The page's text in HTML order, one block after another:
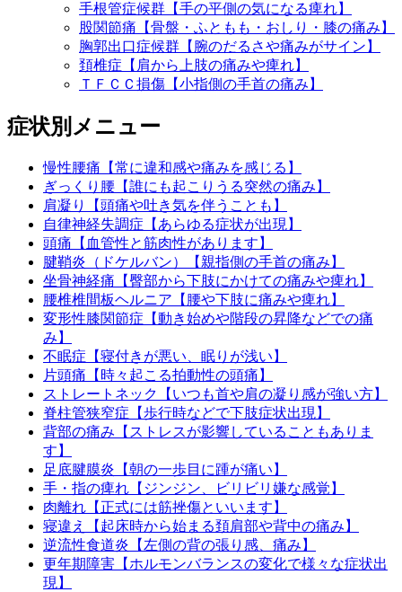
手根管症候群【手の平側の気になる痺れ】
股関節痛【骨盤・ふともも・おしり・膝の痛み】
胸郭出口症候群【腕のだるさや痛みがサイン】
頚椎症【肩から上肢の痛みや痺れ】
ＴＦＣＣ損傷【小指側の手首の痛み】
症状別メニュー
慢性腰痛【常に違和感や痛みを感じる】
ぎっくり腰【誰にも起こりうる突然の痛み】
肩凝り【頭痛や吐き気を伴うことも】
自律神経失調症【あらゆる症状が出現】
頭痛【血管性と筋肉性があります】
腱鞘炎（ドケルバン）【親指側の手首の痛み】
坐骨神経痛【臀部から下肢にかけての痛みや痺れ】
腰椎椎間板ヘルニア【腰や下肢に痛みや痺れ】
変形性膝関節症【動き始めや階段の昇降などでの痛
み】
不眠症【寝付きが悪い、眠りが浅い】
片頭痛【時々起こる拍動性の頭痛】
ストレートネック【いつも首や肩の凝り感が強い方】
脊柱管狭窄症【歩行時などで下肢症状出現】
背部の痛み【ストレスが影響していることもありま
す】
足底腱膜炎【朝の一歩目に踵が痛い】
手・指の痺れ【ジンジン、ビリビリ嫌な感覚】
肉離れ【正式には筋挫傷といいます】
寝違え【起床時から始まる頚肩部や背中の痛み】
逆流性食道炎【左側の背の張り感、痛み】
更年期障害【ホルモンバランスの変化で様々な症状出
現】